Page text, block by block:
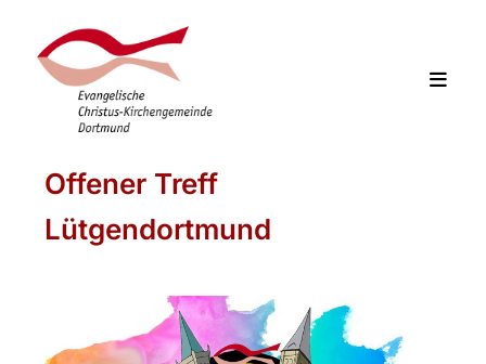
Offener Treff
Lütgendortmund